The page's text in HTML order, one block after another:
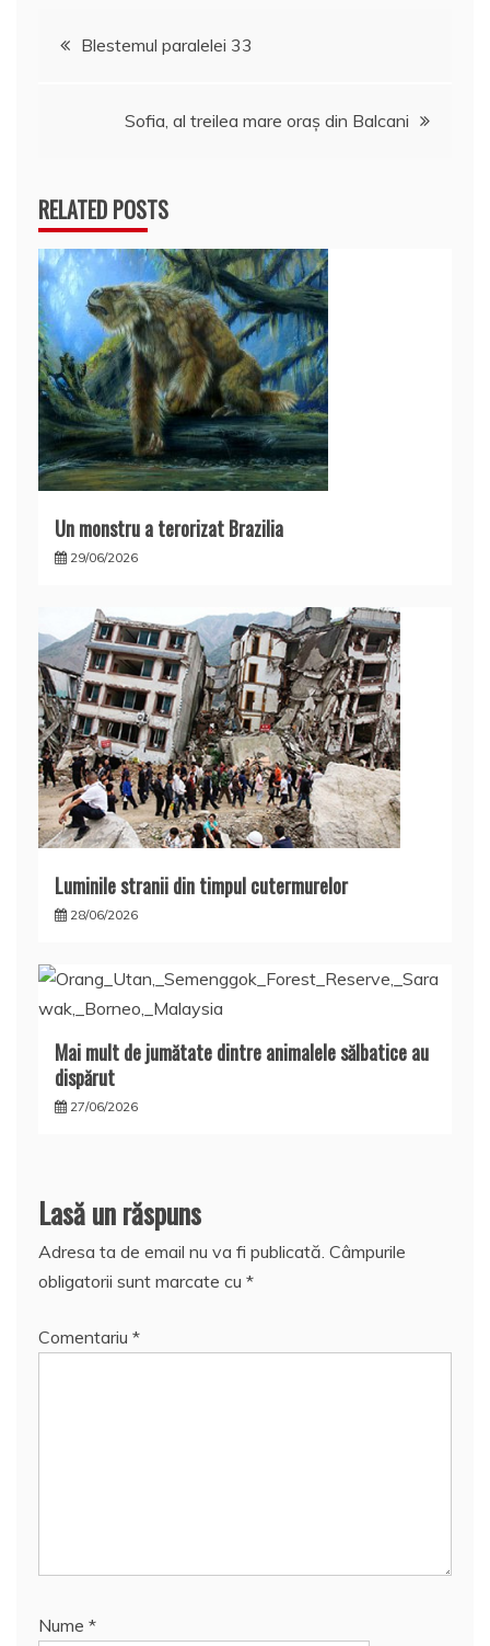
Navigare
Blestemul paralelei 33
Sofia, al treilea mare oraş din Balcani
RELATED POSTS
Un monstru a terorizat Brazilia
29/06/2026
Luminile stranii din timpul cutermurelor
28/06/2026
Mai mult de jumătate dintre animalele sălbatice au
dispărut
27/06/2026
Lasă un răspuns
Adresa ta de email nu va fi publicată. Câmpurile
obligatorii sunt marcate cu *
Comentariu *
Nume *